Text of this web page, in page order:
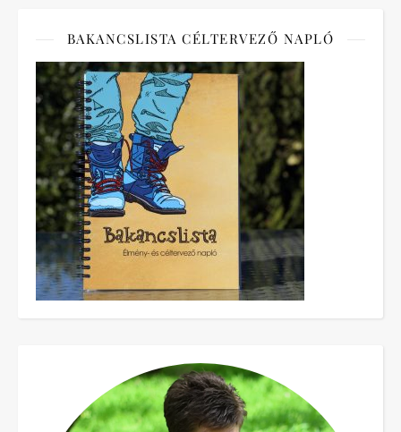
BAKANCSLISTA CÉLTERVEZŐ NAPLÓ